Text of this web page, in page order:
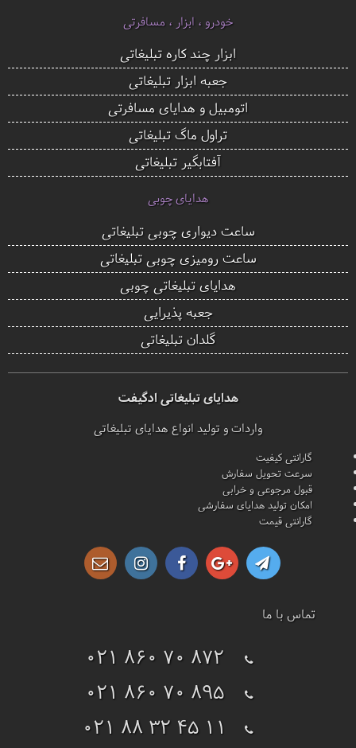
خودرو ، ابزار ، مسافرتی
ابزار چند کاره تبلیغاتی
جعبه ابزار تبلیغاتی
اتومبیل و هدایای مسافرتی
تراول ماگ تبلیغاتی
آفتابگیر تبلیغاتی
هدایای چوبی
ساعت دیواری چوبی تبلیغاتی
ساعت رومیزی چوبی تبلیغاتی
هدایای تبلیغاتی چوبی
جعبه پذیرایی
گلدان تبلیغاتی
هدایای تبلیغاتی ادگیفت
واردات و تولید انواع هدایای تبلیغاتی
گارانتی کیفیت
سرعت تحویل سفارش
قبول مرجوعی و خرابی
امکان تولید هدایای سفارشی
گارانتی قیمت
تماس با ما
021 860 70 872
021 860 70 895
021 88 32 45 11